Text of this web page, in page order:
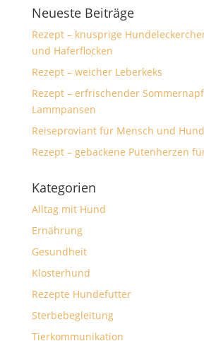
Neueste Beiträge
Rezept – knusprige
und Haferflocken
Rezept – weicher Leberkeks
Rezept – erfrischender
Lammpansen
Reiseproviant für Mensch und Hund
Rezept – gebackene Putenherzen
Kategorien
Alltag mit Hund
Ernährung
Gesundheit
Klosterhund
Rezepte Hundefutter
Sterbebegleitung
Tierkommunikation